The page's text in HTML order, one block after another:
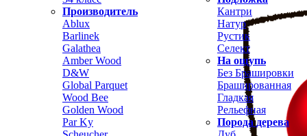
Производитель
Ablux
Barlinek
Galathea
Amber Wood
D&W
Global Parquet
Wood Bee
Golden Wood
Par Ky
Кантри
Натур
Рустик
Селект
На ощупь
Без Брашировки
Брашированная
Гладкая
Рельефная
Порода дерева